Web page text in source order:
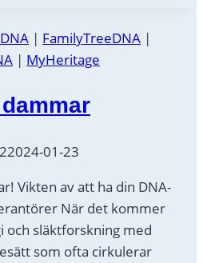
DNA | FamilyTreeDNA |
| MyHeritage
2024-01-23
Vikten av att ha din DNA-
När det kommer
och släktforskning med
som ofta cirkulerar